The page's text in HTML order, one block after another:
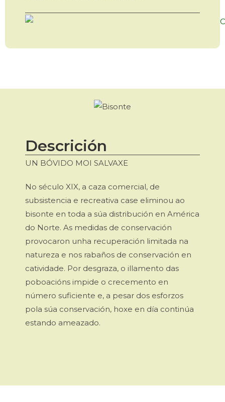
Descrición
UN BÓVIDO MOI SALVAXE
No século XIX, a caza comercial, de
subsistencia e recreativa case eliminou ao
bisonte en toda a súa distribución en América
do Norte. As medidas de conservación
provocaron unha recuperación limitada na
natureza e nos rabaños de conservación en
catividade. Por desgraza, o illamento das
poboacións impide o crecemento en
número suficiente e, a pesar dos esforzos
pola súa conservación, hoxe en día continúa
estando ameazado.